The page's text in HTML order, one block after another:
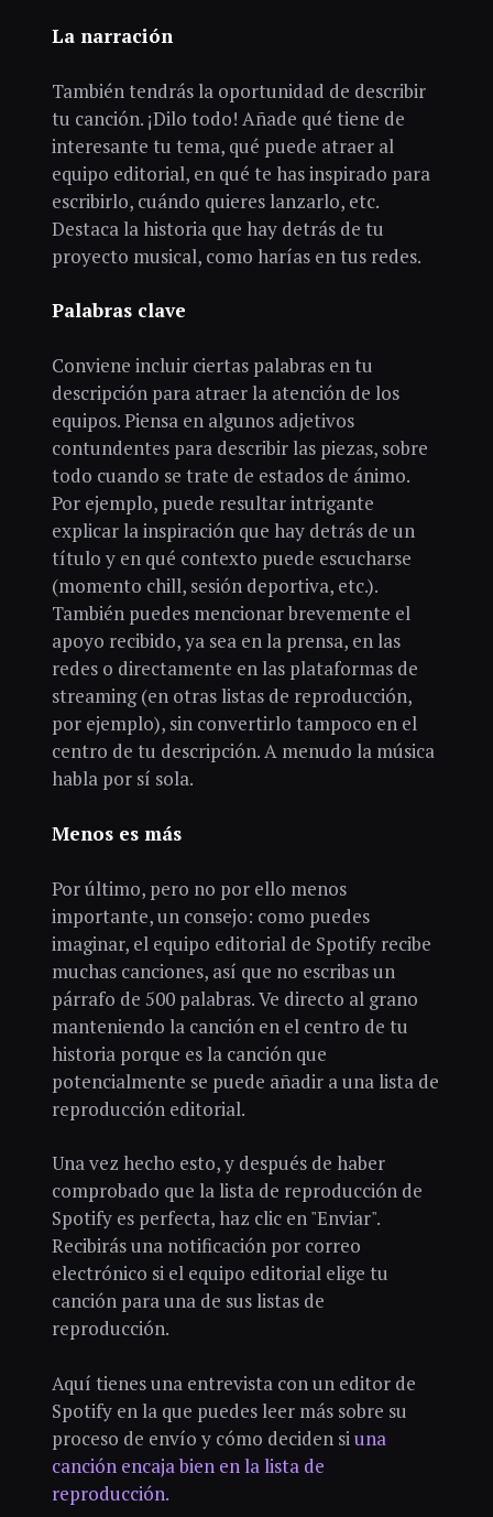
La narración
También tendrás la oportunidad de describir
tu canción. ¡Dilo todo! Añade qué tiene de
interesante tu tema, qué puede atraer al
equipo editorial, en qué te has inspirado para
escribirlo, cuándo quieres lanzarlo, etc.
Destaca la historia que hay detrás de tu
proyecto musical, como harías en tus redes.
Palabras clave
Conviene incluir ciertas palabras en tu
descripción para atraer la atención de los
equipos. Piensa en algunos adjetivos
contundentes para describir las piezas, sobre
todo cuando se trate de estados de ánimo.
Por ejemplo, puede resultar intrigante
explicar la inspiración que hay detrás de un
título y en qué contexto puede escucharse
(momento chill, sesión deportiva, etc.).
También puedes mencionar brevemente el
apoyo recibido, ya sea en la prensa, en las
redes o directamente en las plataformas de
streaming (en otras listas de reproducción,
por ejemplo), sin convertirlo tampoco en el
centro de tu descripción. A menudo la música
habla por sí sola.
Menos es más
Por último, pero no por ello menos
importante, un consejo: como puedes
imaginar, el equipo editorial de Spotify recibe
muchas canciones, así que no escribas un
párrafo de 500 palabras. Ve directo al grano
manteniendo la canción en el centro de tu
historia porque es la canción que
potencialmente se puede añadir a una lista de
reproducción editorial.
Una vez hecho esto, y después de haber
comprobado que la lista de reproducción de
Spotify es perfecta, haz clic en "Enviar".
Recibirás una notificación por correo
electrónico si el equipo editorial elige tu
canción para una de sus listas de
reproducción.
Aquí tienes una entrevista con un editor de
Spotify en la que puedes leer más sobre su
proceso de envío y cómo deciden siuna
canción encaja bien en la lista de
reproducción.